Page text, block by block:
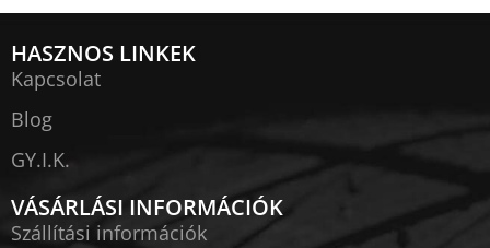
HASZNOS LINKEK
Kapcsolat
Blog
GY.I.K.
VÁSÁRLÁSI INFORMÁCIÓK
Szállítási információk